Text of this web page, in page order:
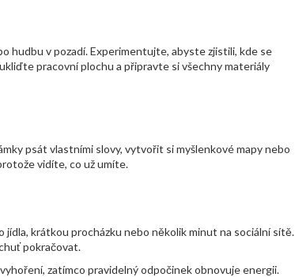
hudbu v pozadí. Experimentujte, abyste zjistili, kde se
pracovní plochu a připravte si všechny materiály
psát vlastními slovy, vytvořit si myšlenkové mapy nebo
vidíte, co už umíte.
krátkou procházku nebo několik minut na sociální sítě.
pokračovat.
zatímco pravidelný odpočinek obnovuje energii.